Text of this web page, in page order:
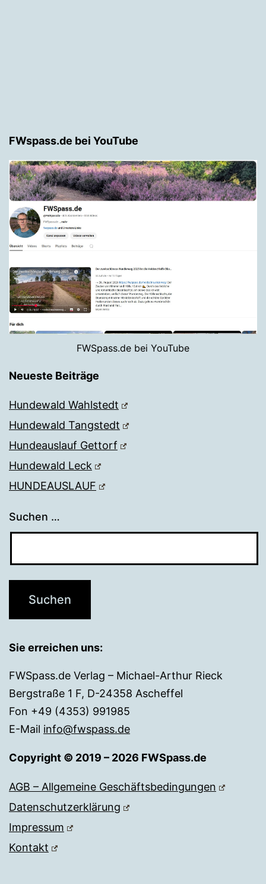
FWspass.de bei YouTube
FWSpass.de bei YouTube
Neueste Beiträge
Hundewald Wahlstedt
Hundewald Tangstedt
Hundeauslauf Gettorf
Hundewald Leck
HUNDEAUSLAUF
Suchen …
Sie erreichen uns:
FWSpass.de Verlag – Michael-Arthur Rieck
Bergstraße 1 F, D-24358 Ascheffel
Fon +49 (4353) 991985
E-Mail info@fwspass.de
Copyright © 2019 – 2026 FWSpass.de
AGB – Allgemeine Geschäftsbedingungen
Datenschutzerklärung
Impressum
Kontakt